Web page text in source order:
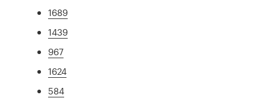
1689
1439
967
1624
584